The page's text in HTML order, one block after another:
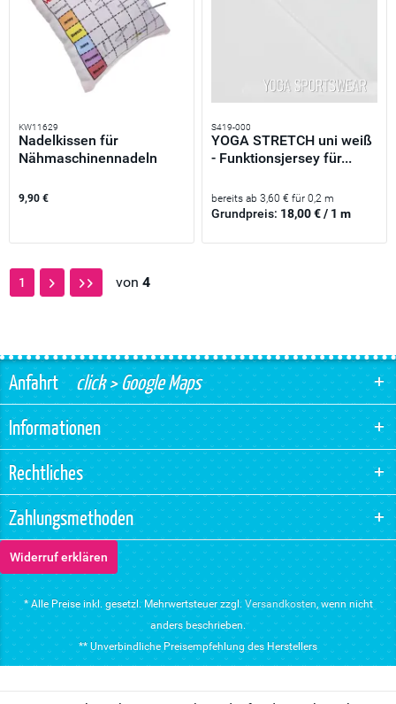
KW11629
Nadelkissen für
Nähmaschinennadeln
9,90 €
S419-000
YOGA STRETCH uni weiß
- Funktionsjersey für...
bereits ab 3,60 € für 0,2 m
Grundpreis: 18,00 € / 1 m
1 von 4
Anfahrtclick > Google Maps
Informationen
Rechtliches
Zahlungsmethoden
Widerruf erklären
* Alle Preise inkl. gesetzl. Mehrwertsteuer zzgl. Versandkosten, wenn nicht
anders beschrieben.
** Unverbindliche Preisempfehlung des Herstellers